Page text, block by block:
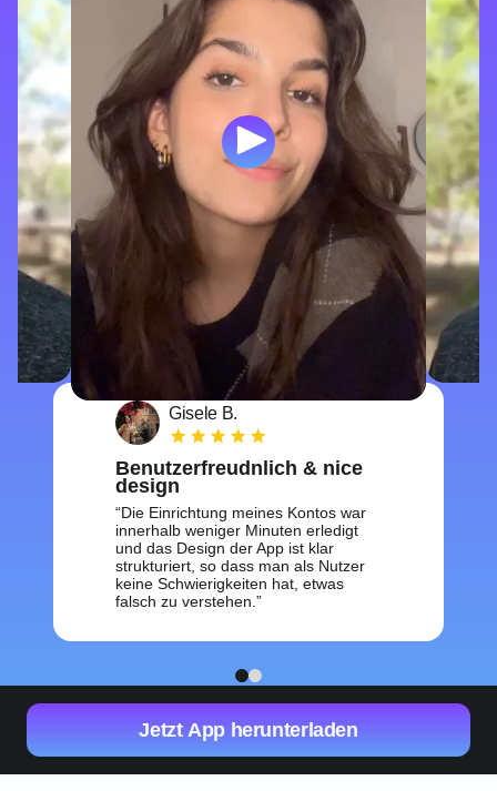
Gisele B.
Benutzerfreudnlich & nice
design
Die Einrichtung meines Kontos war
innerhalb weniger Minuten erledigt
und das Design der App ist klar
strukturiert, so dass man als Nutzer
keine Schwierigkeiten hat, etwas
falsch zu verstehen.
1 2
Jetzt App herunterladen